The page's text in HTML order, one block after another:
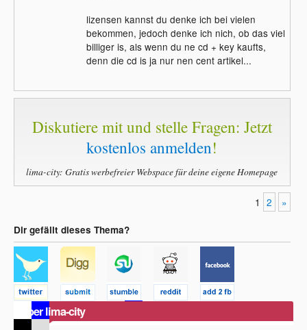
lizensen kannst du denke ich bei vielen
bekommen, jedoch denke ich nich, ob das viel
billiger is, als wenn du ne cd + key kaufts,
denn die cd is ja nur nen cent artikel...
Diskutiere mit und stelle Fragen: Jetzt
kostenlos anmelden!
lima-city: Gratis werbefreier Webspace für deine eigene Homepage
1 2 »
Dir gefällt dieses Thema?
Über lima-city